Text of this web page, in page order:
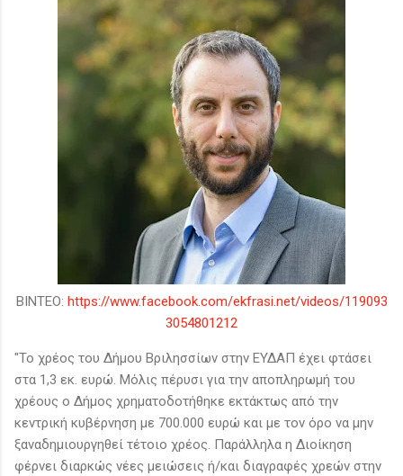
ΒΙΝΤΕΟ: https://www.facebook.com/ekfrasi.net/videos/119093
3054801212
"Το χρέος του Δήμου Βριλησσίων στην ΕΥΔΑΠ έχει φτάσει
στα 1,3 εκ. ευρώ. Μόλις πέρυσι για την αποπληρωμή του
χρέους ο Δήμος χρηματοδοτήθηκε εκτάκτως από την
κεντρική κυβέρνηση με 700.000 ευρώ και με τον όρο να μην
ξαναδημιουργηθεί τέτοιο χρέος. Παράλληλα η Διοίκηση
φέρνει διαρκώς νέες μειώσεις ή/και διαγραφές χρεών στην